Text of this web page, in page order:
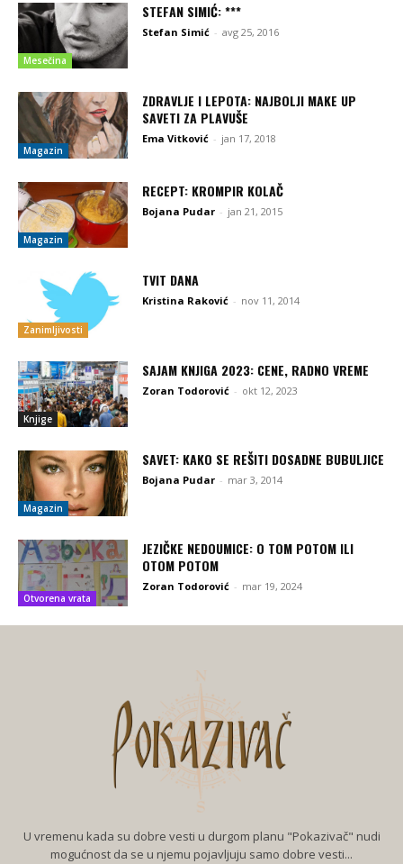
Mesečina
STEFAN SIMIĆ: ***
Stefan Simić - avg 25, 2016
Magazin
ZDRAVLJE I LEPOTA: NAJBOLJI MAKE UP
SAVETI ZA PLAVUŠE
Ema Vitković - jan 17, 2018
Magazin
RECEPT: KROMPIR KOLAČ
Bojana Pudar - jan 21, 2015
Zanimljivosti
TVIT DANA
Kristina Raković - nov 11, 2014
Knjige
SAJAM KNJIGA 2023: CENE, RADNO VREME
Zoran Todorović - okt 12, 2023
Magazin
SAVET: KAKO SE REŠITI DOSADNE BUBULJICE
Bojana Pudar - mar 3, 2014
Otvorena vrata
JEZIČKE NEDOUMICE: O TOM POTOM ILI
OTOM POTOM
Zoran Todorović - mar 19, 2024
U vremenu kada su dobre vesti u durgom planu "Pokazivač" nudi
mogućnost da se u njemu pojavljuju samo dobre vesti...